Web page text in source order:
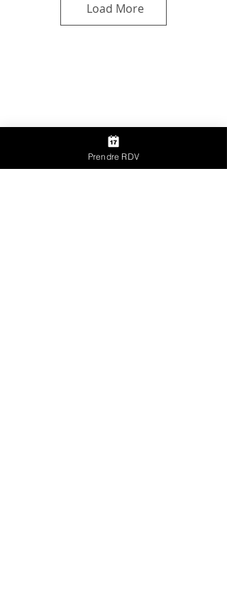
Load More
Prendre RDV